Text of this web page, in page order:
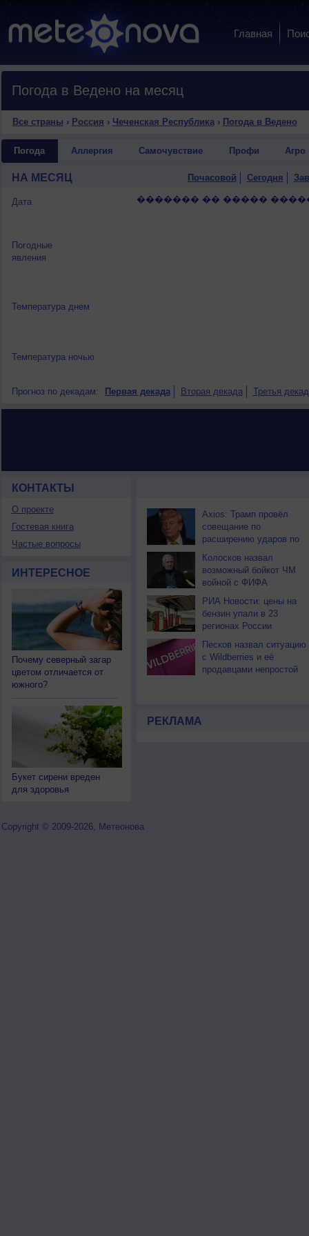
Главная
Погода в Ведено на месяц
Все страны › Россия › Чеченская Республика› Погода в Ведено
Погода Аллергия Самочувствие Профи Агро
НА МЕСЯЦ Почасовой Сегодня
Дата
Погодные
явления
Температура днем
Температура ночью
������� �� �����
Прогноз по декадам: Первая декада Вторая декада Третья
КОНТАКТЫ
О проекте
Гостевая книга
Частые вопросы
ИНТЕРЕСНОЕ
Почему северный загар
цветом отличается от
южного?
Букет сирени вреден
для здоровья
НОВОСТИ ПАРТНЕРОВ
Axios: Трамп провёл
совещание по
расширению ударов по
Ирану
Колосков назвал
возможный бойкот ЧМ
войной с ФИФА
РИА Новости: цены на
бензин упали в 23
регионах России
Песков назвал ситуацию
с Wildberries и её
продавцами непростой
РЕКЛАМА
Copyright © 2009-2026, Метеонова